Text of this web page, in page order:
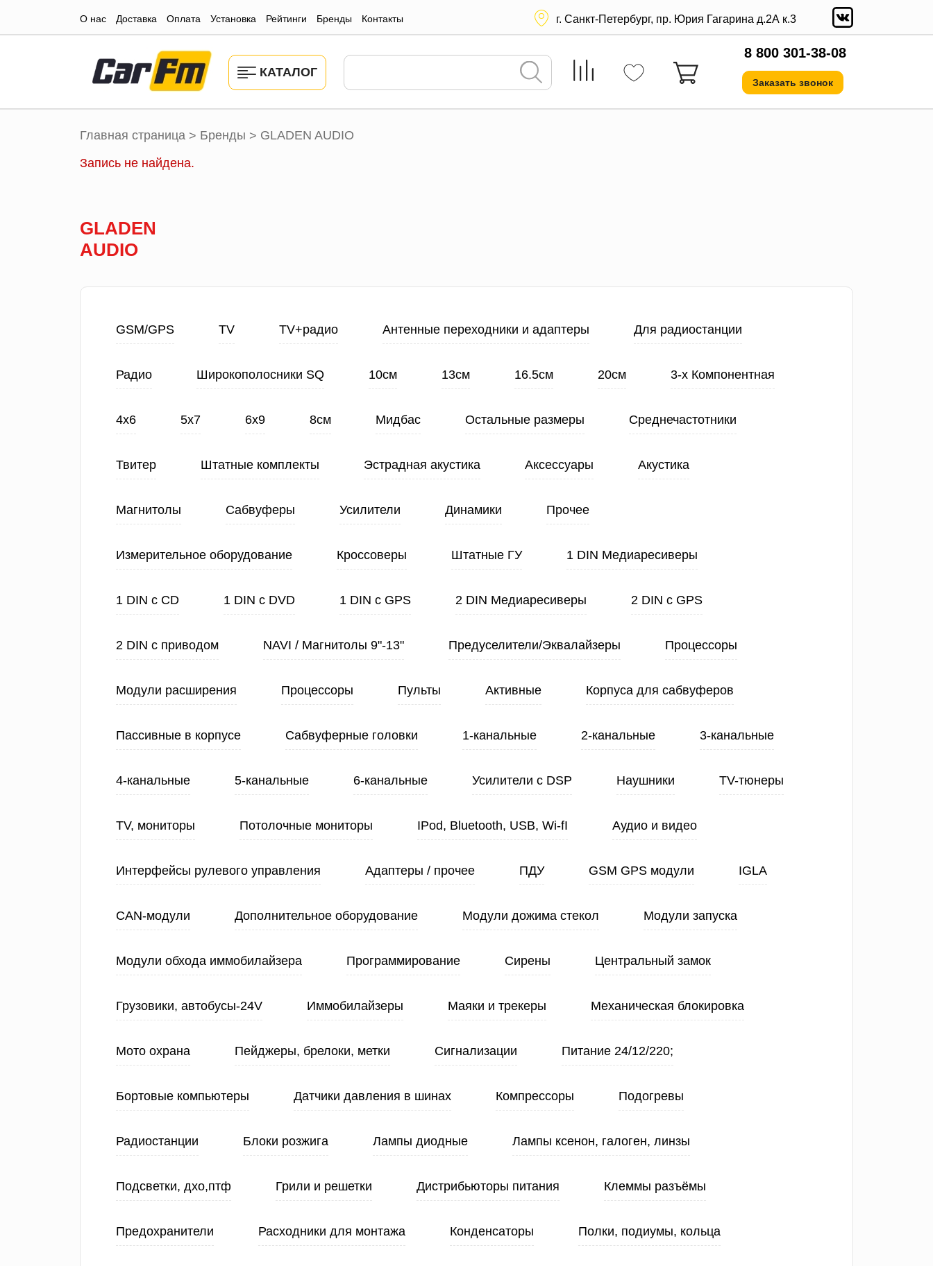
О нас Доставка Оплата Установка Рейтинги Бренды Контакты г. Санкт-Петербург, пр. Юрия Гагарина д.2А к.3
КАТАЛОГ
8 800 301-38-08
Заказать звонок
Главная страница > Бренды > GLADEN AUDIO
Запись не найдена.
GLADEN
AUDIO
GSM/GPS TV TV+радио Антенные переходники и адаптеры Для радиостанции
Радио Широкополосники SQ 10см 13см 16.5см 20см 3-х Компонентная
4х6 5х7 6х9 8см Мидбас Остальные размеры Среднечастотники
Твитер Штатные комплекты Эстрадная акустика Аксессуары Акустика
Магнитолы Сабвуферы Усилители Динамики Прочее
Измерительное оборудование Кроссоверы Штатные ГУ 1 DIN Медиаресиверы
1 DIN с CD 1 DIN с DVD 1 DIN с GPS 2 DIN Медиаресиверы 2 DIN с GPS
2 DIN с приводом NAVI / Магнитолы 9"-13" Предуселители/Эквалайзеры Процессоры
Модули расширения Процессоры Пульты Активные Корпуса для сабвуферов
Пассивные в корпусе Сабвуферные головки 1-канальные 2-канальные 3-канальные
4-канальные 5-канальные 6-канальные Усилители с DSP Наушники TV-тюнеры
TV, мониторы Потолочные мониторы IPod, Bluetooth, USB, Wi-fI Аудио и видео
Интерфейсы рулевого управления Адаптеры / прочее ПДУ GSM GPS модули IGLA
CAN-модули Дополнительное оборудование Модули дожима стекол Модули запуска
Модули обхода иммобилайзера Программирование Сирены Центральный замок
Грузовики, автобусы-24V Иммобилайзеры Маяки и трекеры Механическая блокировка
Мото охрана Пейджеры, брелоки, метки Сигнализации Питание 24/12/220;
Бортовые компьютеры Датчики давления в шинах Компрессоры Подогревы
Радиостанции Блоки розжига Лампы диодные Лампы ксенон, галоген, линзы
Подсветки, дхо,птф Грили и решетки Дистрибьюторы питания Клеммы разъёмы
Предохранители Расходники для монтажа Конденсаторы Полки, подиумы, кольца